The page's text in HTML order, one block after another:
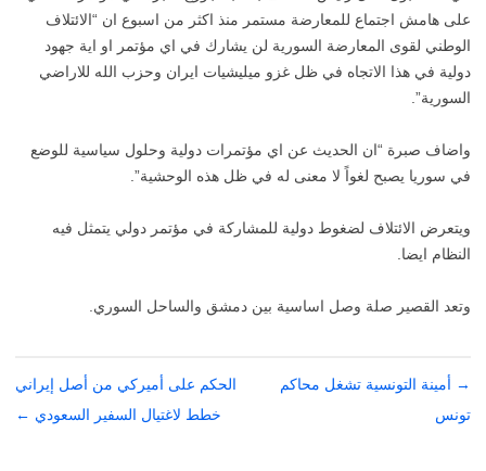
على هامش اجتماع للمعارضة مستمر منذ اكثر من اسبوع ان “الائتلاف
الوطني لقوى المعارضة السورية لن يشارك في اي مؤتمر او اية جهود
دولية في هذا الاتجاه في ظل غزو ميليشيات ايران وحزب الله للاراضي
السورية”.
واضاف صبرة “ان الحديث عن اي مؤتمرات دولية وحلول سياسية للوضع
في سوريا يصبح لغواً لا معنى له في ظل هذه الوحشية”.
ويتعرض الائتلاف لضغوط دولية للمشاركة في مؤتمر دولي يتمثل فيه
النظام ايضا.
وتعد القصير صلة وصل اساسية بين دمشق والساحل السوري.
تصفّح
المقالات
→ أمينة التونسية تشغل محاكم
تونس
الحكم على أميركي من أصل إيراني
خطط لاغتيال السفير السعودي ←